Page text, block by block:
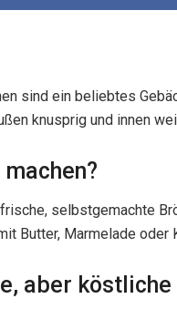
sind ein beliebtes
knusprig und innen
selbstgemachte
Butter, Marmelade
aber köstliche